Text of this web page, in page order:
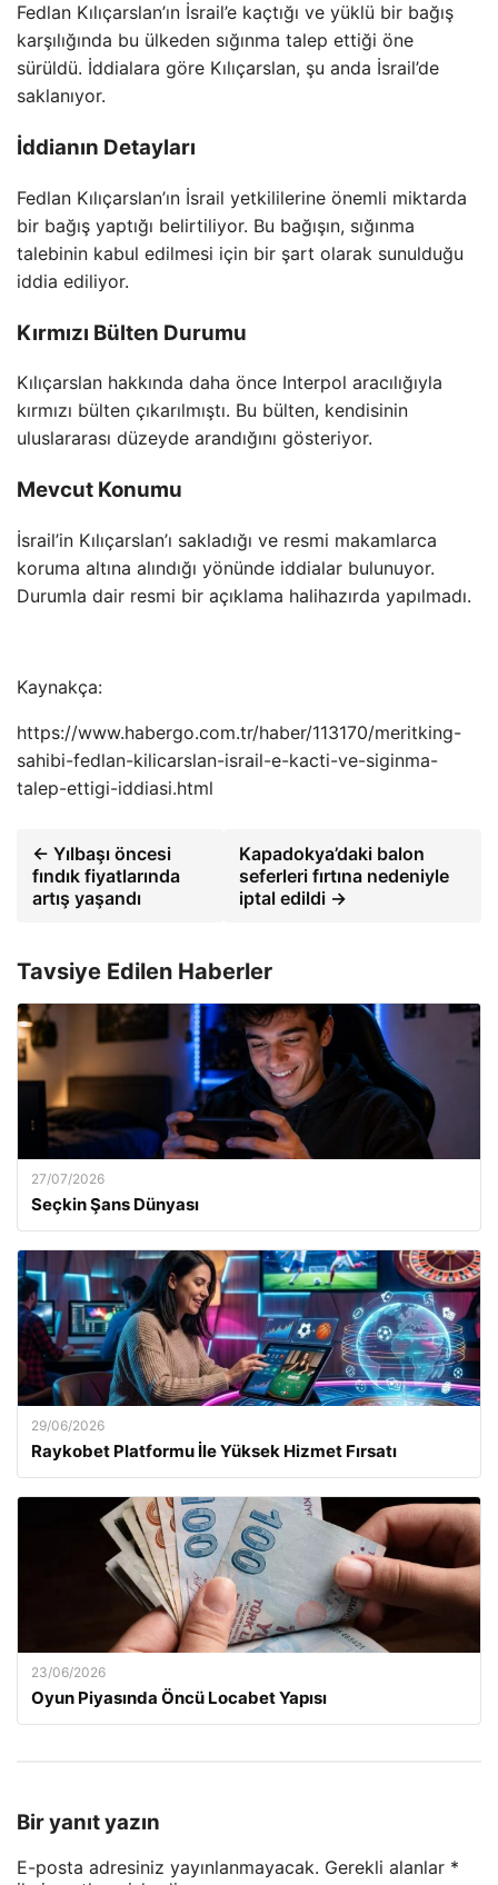
Fedlan Kılıçarslan’ın İsrail’e kaçtığı ve yüklü bir bağış
karşılığında bu ülkeden sığınma talep ettiği öne
sürüldü. İddialara göre Kılıçarslan, şu anda İsrail’de
saklanıyor.
İddianın Detayları
Fedlan Kılıçarslan’ın İsrail yetkililerine önemli miktarda
bir bağış yaptığı belirtiliyor. Bu bağışın, sığınma
talebinin kabul edilmesi için bir şart olarak sunulduğu
iddia ediliyor.
Kırmızı Bülten Durumu
Kılıçarslan hakkında daha önce Interpol aracılığıyla
kırmızı bülten çıkarılmıştı. Bu bülten, kendisinin
uluslararası düzeyde arandığını gösteriyor.
Mevcut Konumu
İsrail’in Kılıçarslan’ı sakladığı ve resmi makamlarca
koruma altına alındığı yönünde iddialar bulunuyor.
Durumla dair resmi bir açıklama halihazırda yapılmadı.
Kaynakça:
https://www.habergo.com.tr/haber/113170/meritking-
sahibi-fedlan-kilicarslan-israil-e-kacti-ve-siginma-
talep-ettigi-iddiasi.html
← Yılbaşı öncesi
fındık fiyatlarında
artış yaşandı
Kapadokya’daki balon
seferleri fırtına nedeniyle
iptal edildi →
Tavsiye Edilen Haberler
27/07/2026
Seçkin Şans Dünyası
29/06/2026
Raykobet Platformu İle Yüksek Hizmet Fırsatı
23/06/2026
Oyun Piyasında Öncü Locabet Yapısı
Bir yanıt yazın
E-posta adresiniz yayınlanmayacak. Gerekli alanlar *